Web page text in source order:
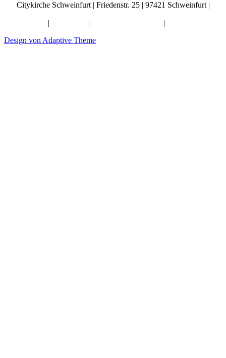
Citykirche Schweinfurt | Friedenstr. 25 | 97421 Schweinfurt |
| | |
Design von Adaptive Theme